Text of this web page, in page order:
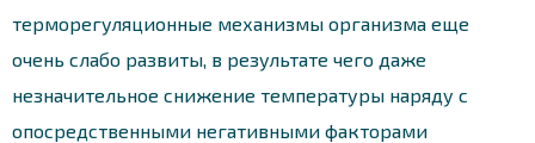
терморегуляционные механизмы организма еще
очень слабо развиты, в результате чего даже
незначительное снижение температуры наряду с
опосредственными негативными факторами